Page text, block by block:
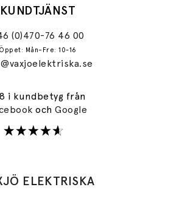
KUNDTJÄNST
(0)470-76 46 00
Öppet: Mån–Fre: 10-16
i kundbetyg från
ochGoogle
ELEKTRISKA